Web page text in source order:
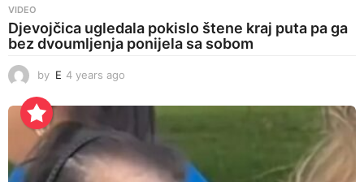
VIDEO
Djevojčica ugledala pokislo štene kraj puta pa ga
bez dvoumljenja ponijela sa sobom
by E 4 years ago
e
s
a